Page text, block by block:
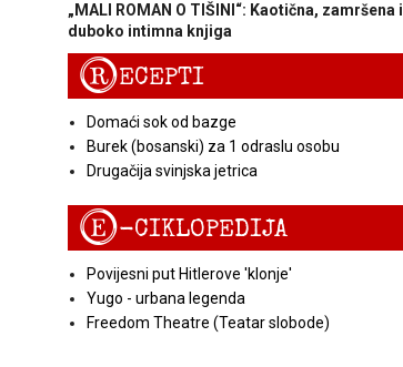
„MALI ROMAN O TIŠINI“: Kaotična, zamršena i
duboko intimna knjiga
RECEPTI
Domaći sok od bazge
Burek (bosanski) za 1 odraslu osobu
Drugačija svinjska jetrica
E-CIKLOPEDIJA
Povijesni put Hitlerove 'klonje'
Yugo - urbana legenda
Freedom Theatre (Teatar slobode)